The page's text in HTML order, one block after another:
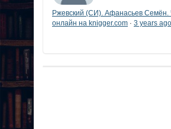
Ржевский (СИ). Афанасьев Семён.
онлайн на knigger.com · 3 years ago